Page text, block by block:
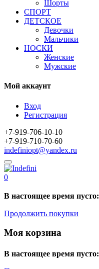
Шорты
СПОРТ
ДЕТСКОЕ
Девочки
Мальчики
НОСКИ
Женские
Мужские
Мой аккаунт
Вход
Регистрация
+7-919-706-10-10
+7-919-710-70-60
indefiniopt@yandex.ru
0
В настоящее время пусто:
Продолжить покупки
Моя корзина
В настоящее время пусто: